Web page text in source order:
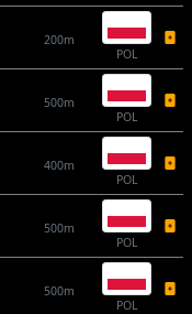
200m
POL
500m
POL
400m
POL
500m
POL
500m
POL